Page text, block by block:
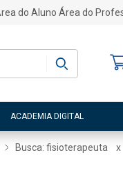
do Aluno Área do
ACADEMIA DIGITAL
Busca: fisioterapeuta x